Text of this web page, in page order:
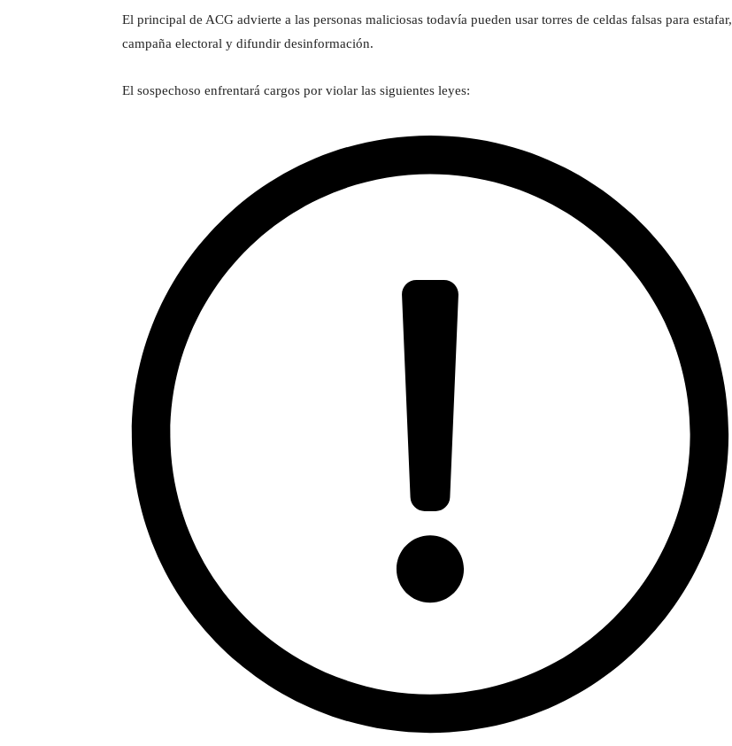
El principal de ACG advierte a las personas maliciosas todavía pueden usar torres de celdas falsas para estafar,
campaña electoral y difundir desinformación.
El sospechoso enfrentará cargos por violar las siguientes leyes: